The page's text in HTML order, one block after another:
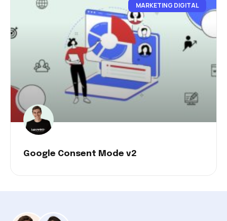
MARKETING DIGITAL
Google Consent Mode v2